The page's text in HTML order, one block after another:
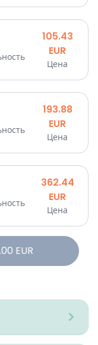
105.43
EUR
Цена
193.88
EUR
Цена
362.44
EUR
Цена
EUR